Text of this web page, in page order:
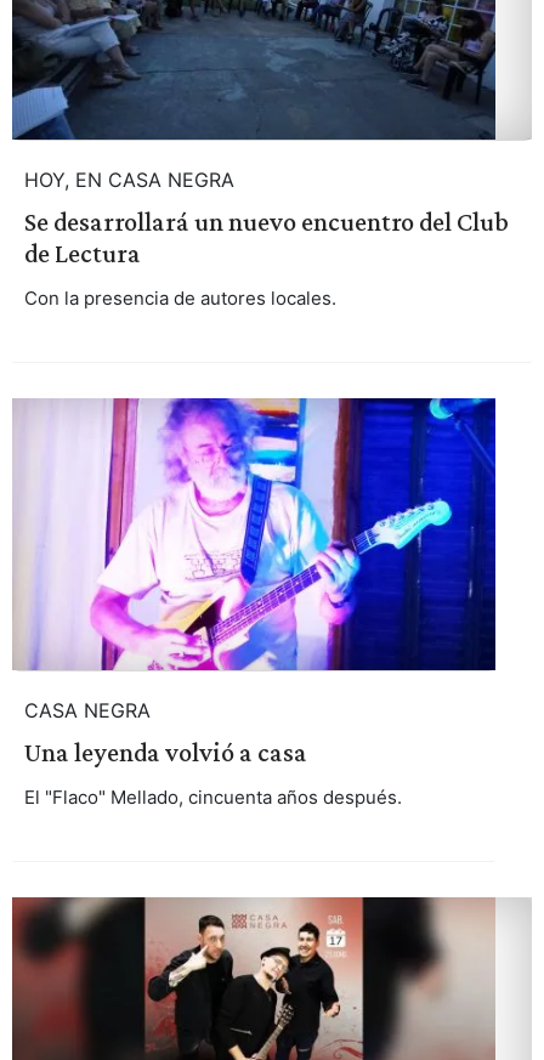
HOY, EN CASA NEGRA
Se desarrollará un nuevo encuentro del Club
de Lectura
Con la presencia de autores locales.
CASA NEGRA
Una leyenda volvió a casa
El "Flaco" Mellado, cincuenta años después.